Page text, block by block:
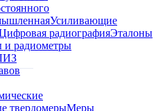
Усиливающие
радиографияЭталоны
и радиометры
твердомерыМеры